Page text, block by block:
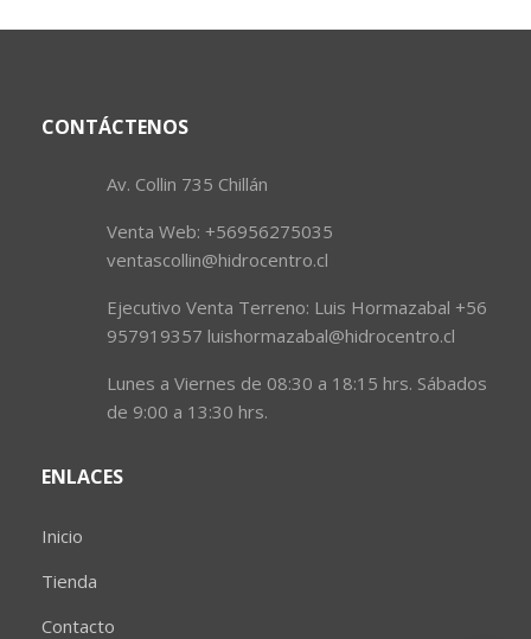
CONTÁCTENOS
Av. Collin 735 Chillán
Venta Web: +56956275035
ventascollin@hidrocentro.cl
Ejecutivo Venta Terreno: Luis Hormazabal +56
957919357 luishormazabal@hidrocentro.cl
Lunes a Viernes de 08:30 a 18:15 hrs. Sábados
de 9:00 a 13:30 hrs.
ENLACES
Inicio
Tienda
Contacto